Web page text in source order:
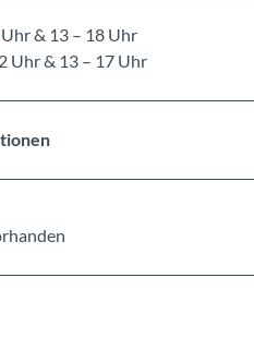
& 13 – 18 Uhr
Uhr & 13 – 17 Uhr